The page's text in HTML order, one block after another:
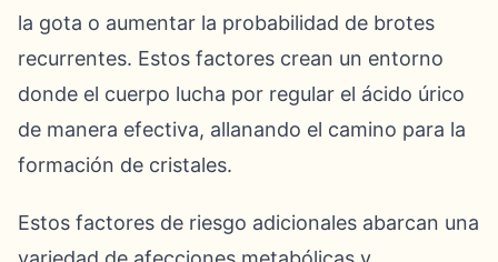
la gota o aumentar la probabilidad de brotes
recurrentes. Estos factores crean un entorno
donde el cuerpo lucha por regular el ácido úrico
de manera efectiva, allanando el camino para la
formación de cristales.
Estos factores de riesgo adicionales abarcan una